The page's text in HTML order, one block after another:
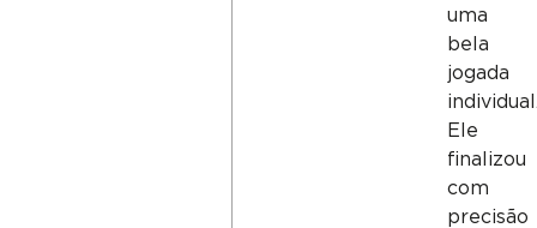
uma
bela
jogada
Ele
finalizou
com
precisão